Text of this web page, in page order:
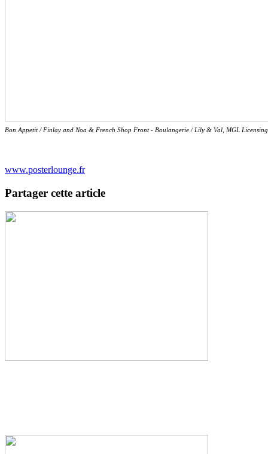
Bon Appetit / Finlay and Noa & French Shop Front - Boulangerie / Lily & Val, MGL
www.posterlounge.fr
Partager cette article